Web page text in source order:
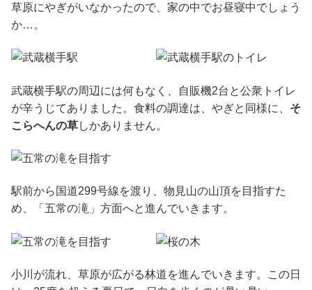
草原にやぎがいなかったので、家の中でお昼寝中でしょう
か…。
武蔵横手駅の周辺には何もなく、自販機2台と公衆トイレ
が辛うじてありました。食料の調達は、やぎと同様に、 そ
こらへんの草しかありません。
駅前から国道299号線を渡り、物見山の山頂を目指すた
め、「五常の滝」方面へと進んでいきます。
小川が流れ、草原が広がる林道を進んでいきます。この日